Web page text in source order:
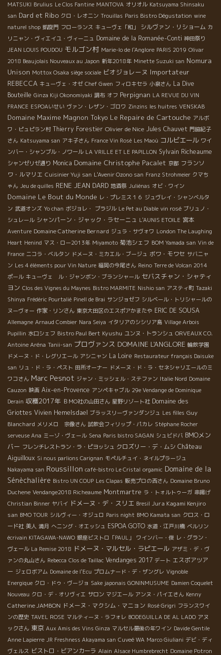
MATSUKI Brulius Le Clos Fantine MANTOVA オリオル Katsuyama Shinsaku
san Dard et Ribo クロ・レオニン Trouillas Paris Bistro Dégustation wine
naturel shop 凱旋門 フローランス キューヴェ「和」 シルヴァン・リショーム カ
リニャン・ヴィエイユ・ヴィーニュ Domaine de la Romanée-Conti 神田祭り
JEAN LOUIS POUDOU モルゴン村 Marie-lo de l'Anglore PARIS 2019 Olivar
2018 Beaujolais Nouveaux au Japon 新年2018年 Minette Suzuki san Nomura
Unison Mottox Osaka siège sociale ビオジョレーヌ Importateur
REBECCA キューヴェ・オゼ Chef Gwen フィロキセラ 小泉さん La Dive
Bouteille Ginza Kiji Okonomiyaki 調布 オフ Perpignan LA REVUE DU VIN
FRANCE ESPOAいせい ヴァン・レザン・ゴロワ Zinzins les huitres VENSKAB
Domaine Maxime Magnon Tokyo Le Repaire de Cartouche アルボ
ワ・ピュピラン村 Thierry Forestier Olivier de Nice Jules Chauvet 門脇紀子
さん Katsuyama san アキ子さん France Vin Rosé Les Maoù コルビエール ワイ
ンバー・シャンブル・ノワール LA VRILLE ET LE PAPILLON Sylvain Richeaume
シャンゼリゼ通り Monica Domaine Christophe Pacalet 京都 フランソ
ワ・ルマリエ Cuisinier Yuji san L'Avenir Ozono san Franz Strohmeier クマち
ゃん Jeu de quilles RENE JEAN DARD 地酒祭 Juliénas オビ・ワイン
Domaine Le Bout du Monde レ・プレミス１６ ジュヴレイ・シャンベルタ
ン 武道オンズ Yo chan ボジョレ・ ブラジル Le Pet au Diable vin rosé ブリュノ・
シュレール シャンパーン・ジャック・ラセーニュ L'AUNIS ETOILE 宮本
Aventure Domaine Catherine Bernard ジュラ・サヴォワ London The Laughing
Heart Henind マス・ロー2013年 Miyamoto 菊池シェフ BOM Yamada san Vin de
France ニコラ・ベルタン ドメーヌ・ミカエル・ブージュ ボワ・モワセ サバニャ
ン Les 4 éléments pour Vin Nature 福岡の今尾さん Reino Terre de Volcan 2014
ポール キューヴェ ル・ジャンボン・ブランシャール セバスチャン・シャティ
ヨン Clos des Vignes du Maynes Bistro MARMITE Nishio san アスティ町 Tazaki
Shinya Frédéric Pourtalié Pinell de Brai サンジョゼフ シルベール・トリシャールの
ヌーヴォー 作家・リンさん 東京大田区のエスポアかまたや ERIC DE SOUSA
Allemagne Arnaud Combier Nara Seiya イタリアのシシリア島 Village Arbois
Pupillin 水口シェフ Bistro Paul Bert Kyushu ユンヌ・トランシュ ORVEAUX CO.
Antoine Aréna Tanii-san プロヴァンス DOMAINE L'ANGLORE 輪飲学園
ドメーヌ・ド・レグリエール アシニャン La Loire Restaurateur français Daisuke
san リュ・ド・ラ・ペスト 田所オーナー ドメーヌ・ド・ラ・セネシャリエールのミ
ワコさん Marc Pesnot ジャン・ミッシェル・ステファン Italie Nord Domaine
Cauzon 映画 Aix-en-Provence アンペキャブル 29e Vendange de Dominique
Derain 収穫2017年 ＢＭО社の山田さん 星野リゾート社 Domaine des
Griottes Vivien Hemelsdael ブラッスリーヴァンダンジュ Les filles Guy
Blanchard メリメロ 宗像さん 試飲会フィリップ・パカレ Stéphane Rocher
serveuse Ana ミーゾ・ヴェール Sena Paris bistro SAGAN シュビドバ BMOメン
バー フレンチレストラン・ラ・ピヨッシュ クロズリー・デ・ムシ Château
Aiguilloux Si nous parlions Carignan モペルチュイ・ネイルプラージュ
Nakayama san Roussillon café-bistro Le Cristal orgamic Domaine de la
Sénèchalière Bistro UN COUP Les Clapas 販売プロの西さん Domaine Bruno
Duchene Vendange2018 Richeaume Montmartre ラ・トォルトゥーガ 串揚げ
Christian Binner ヤバイ ドメーヌ・デ・スリエ Bresil Jura Kagami Kenjiro
san BMO TOUR シルヴィー・オジュロ Paris night BMO Kamata san クロス・ロ
ード社 美人 満月 へニング・オエッシュ ESPOA GOTO 水道・江戸川橋 ベルリン
écrivain KITAGAWA-NAWO 銀座ビストロ「PAUL」 ワインバー・俊 レ・グラン・
ヴェール La Remise 2018 ドメーヌ・マルセル・ラピエール アザミ・デ・ヴ
ァンの丸山さん Rebecca Clos de Taillac Vendanges 2017 デート エスポアツア
ー ジェロボアム Domaine de l'Ecu プロムナード・デ・ザングレ Vignoble
Energique クロ・ドゥ・ヴージョ Sake japonais GONINMUSUME Damien Coquelet
Nouveau クロ・デ・オリヴィエ サロン マジエール アンヌ・パイエさん Kenny
Catherine JAMBON ドメーヌ・マクシム・マニョン Rosé Grigri フランスワイ
ンの歴史 TAVEL ROSE マルティーヌ・ラフォレ BODEGUILLA DE AL LADO アヌ
ックさん 東京 Aux Amis des Vins Ginza マルセル最後の年ワイン Davide Gentile
Anne Lapierre JR Freshness Akayama san Cuveé WA Marco Giuliani デビ・ディ
ヴェルス ビストロ・ビアンカーラ Alain Alsace Humbrebrecht Domaine Potron